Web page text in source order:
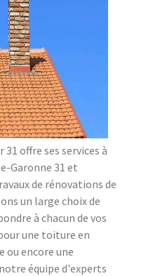
offre ses services à
Garonne 31 et
de rénovations de
un large choix de
à chacun de vos
une toiture en
ou encore une
équipe d'experts